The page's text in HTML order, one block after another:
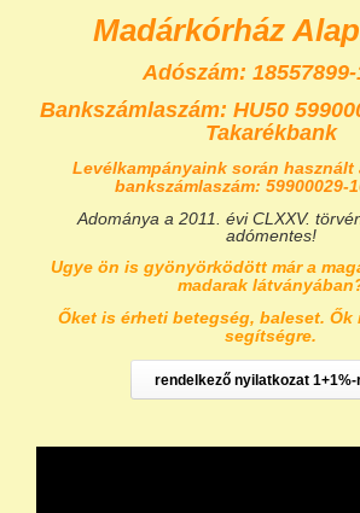
Madárkórház
Adószám: 18557899-
Bankszámlaszám: HU50
Takarékbank
Levélkampányaink során használt
bankszámlaszám: 59900029-
Adománya a 2011. évi CLXXV.
adómentes!
Ugye ön is gyönyörködött már a
madarak
Őket is érheti betegség, baleset.
segítségre.
rendelkező nyilatkozat 1+1%-